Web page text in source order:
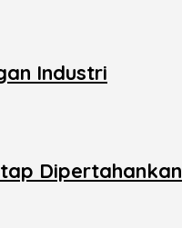
Industri
Dipertahankan